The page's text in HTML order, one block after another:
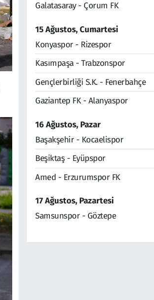
Galatasaray - Çorum FK
15 Ağustos, Cumartesi
Konyaspor - Rizespor
Kasımpaşa - Trabzonspor
Gençlerbirliği S.K. - Fenerbahçe
Gaziantep FK - Alanyaspor
16 Ağustos, Pazar
Başakşehir - Kocaelispor
Beşiktaş - Eyüpspor
Amed - Erzurumspor FK
17 Ağustos, Pazartesi
Samsunspor - Göztepe